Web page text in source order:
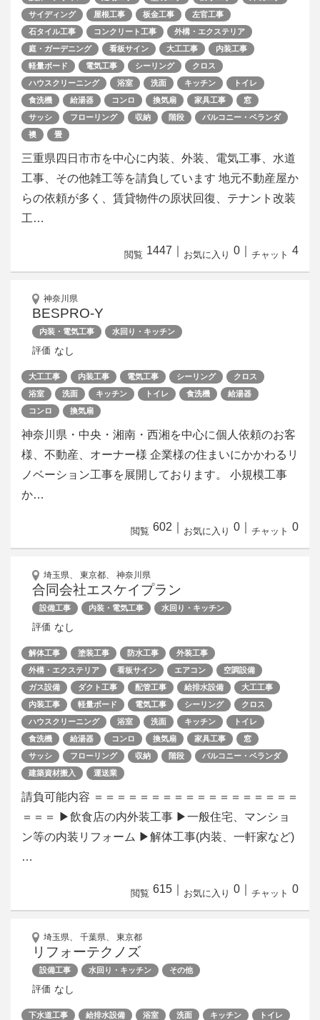
サイディング
屋根工事 板金工事
左官工事
石タイル工事
コンクリート工事
外構・エクステリア
庭・ガーデニング
看板サイン 大工工事
内装工事
軽量ボード
電気工事 シーリング
クロス
ハウスクリーニング
浴室 洗面 キッチン
トイレ
食洗機
給湯器 コンロ 換気扇 家具工事
窓
サッシ
フローリング 収納 階段
バルコニー・ベランダ
襖
畳
三重県四日市市を中心に内装、外装、電気工事、水道
工事、その他雑工等を請負しています 地元不動産屋か
らの依頼が多く、賃貸物件の原状回復、テナント改装
工…
閲覧 1447 お気に入り 0 チャット 4
神奈川県
BESPRO-Y
内装・電気工事 水回り・キッチン
評価 なし
大工工事 内装工事 電気工事 シーリング
クロス
浴室
洗面 キッチン トイレ 食洗機
給湯器
コンロ
換気扇
神奈川県・中央・湘南・西湘​を中心に個人依頼のお客
様、不動産、オーナー様 企業様の住まいにかかわるリ
ノベーション工事を展開しております。 小規模工事
か…
閲覧 602 お気に入り 0 チャット 0
埼玉県、 東京都、 神奈川県
合同会社エスケイプラン
設備工事 内装・電気工事 水回り・キッチン
評価 なし
解体工事 塗装工事 防水工事
外装工事
外構・エクステリア
看板サイン エアコン
空調設備
ガス設備
ダクト工事 配管工事 給排水設備
大工工事
内装工事
軽量ボード 電気工事 シーリング
クロス
ハウスクリーニング
浴室 洗面 キッチン
トイレ
食洗機
給湯器 コンロ 換気扇 家具工事
窓
サッシ
フローリング 収納 階段
バルコニー・ベランダ
建築資材搬入
運送業
請負可能内容 ＝＝＝＝＝＝＝＝＝＝＝＝＝＝＝＝＝＝
＝＝＝ ▶飲食店の内外装工事 ▶一般住宅、マンショ
ン等の内装リフォーム ▶解体工事(内装、一軒家など)
…
閲覧 615 お気に入り 0 チャット 0
埼玉県、 千葉県、 東京都
リフォーテクノズ
設備工事 水回り・キッチン その他
評価 なし
下水道工事 給排水設備 浴室 洗面 キッチン
トイレ